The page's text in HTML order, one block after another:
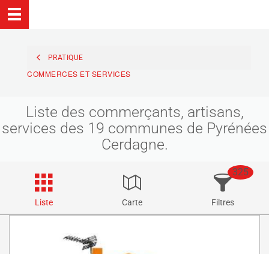
PRATIQUE
COMMERCES ET SERVICES
Liste des commerçants, artisans,
services des 19 communes de Pyrénées
Cerdagne.
Liste Carte Filtres
325